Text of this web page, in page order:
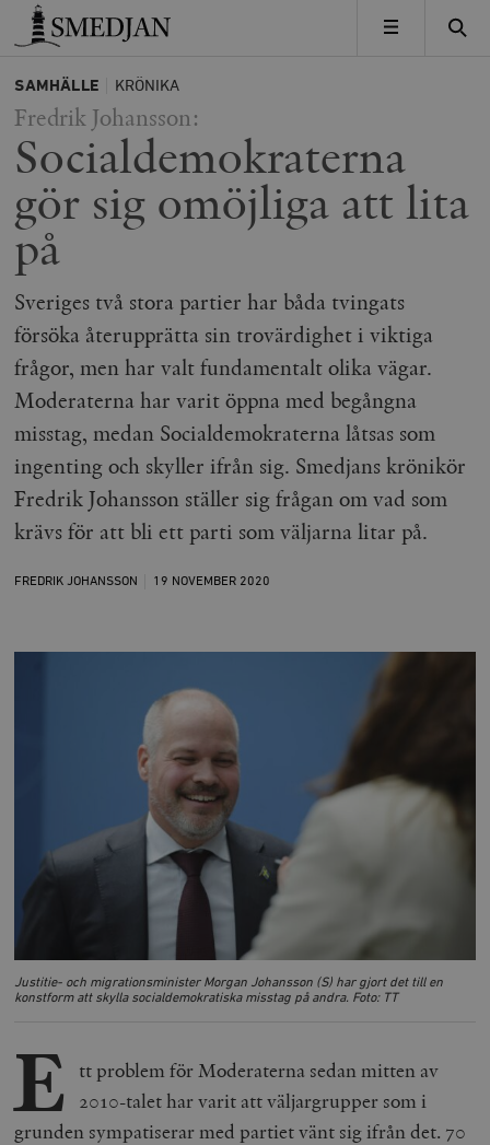
Timbro
MENY
SAMHÄLLE KRÖNIKA
Fredrik Johansson:
Socialdemokraterna
gör sig omöjliga att lita
på
Sveriges två stora partier har båda tvingats
försöka återupprätta sin trovärdighet i viktiga
frågor, men har valt fundamentalt olika vägar.
Moderaterna har varit öppna med begångna
misstag, medan Socialdemokraterna låtsas som
ingenting och skyller ifrån sig. Smedjans krönikör
Fredrik Johansson ställer sig frågan om vad som
krävs för att bli ett parti som väljarna litar på.
FREDRIK JOHANSSON 19 NOVEMBER 2020
Justitie- och migrationsminister Morgan Johansson (S) har gjort det till en
konstform att skylla socialdemokratiska misstag på andra. Foto: TT
E
tt problem för Moderaterna sedan mitten av
2010-talet har varit att väljargrupper som i
grunden sympatiserar med partiet vänt sig ifrån det. 70